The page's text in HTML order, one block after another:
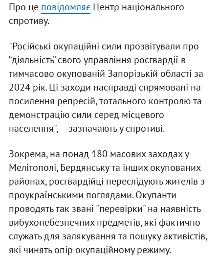
Про це повідомляєЦентр національного
спротиву.
"Російські окупаційні сили прозвітували про
“діяльність” свого управління росгвардії в
тимчасово окупованій Запорізькій області за
2024 рік. Ці заходи насправді спрямовані на
посилення репресій, тотального контролю та
демонстрацію сили серед місцевого
населення", — зазначають у спротиві.
Зокрема, на понад 180 масових заходах у
Мелітополі, Бердянську та інших окупованих
районах, росгвардійці переслідують жителів з
проукраїнськими поглядами. Окупанти
проводять так звані "перевірки" на наявність
вибухонебезпечних предметів, які фактично
служать для залякування та пошуку активістів,
які чинять опір окупаційному режиму.